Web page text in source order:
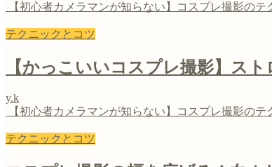
【初心者カメラマンが知らない】コスプレ撮影のテ
テクニックとコツ
【かっこいいコスプレ撮影】ス
y.k
【初心者カメラマンが知らない】コスプレ撮影のテ
テクニックとコツ